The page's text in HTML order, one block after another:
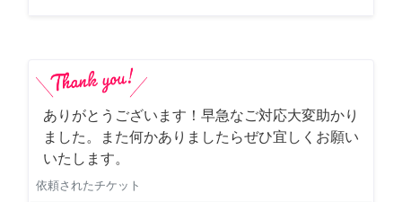
ありがとうございます！早急なご対応大変助かり
ました。また何かありましたらぜひ宜しくお願い
いたします。
依頼されたチケット